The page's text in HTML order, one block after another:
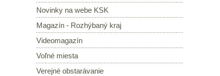
Novinky na webe KSK
Magazín - Rozhýbaný kraj
Videomagazín
Voľné miesta
Verejné obstarávanie